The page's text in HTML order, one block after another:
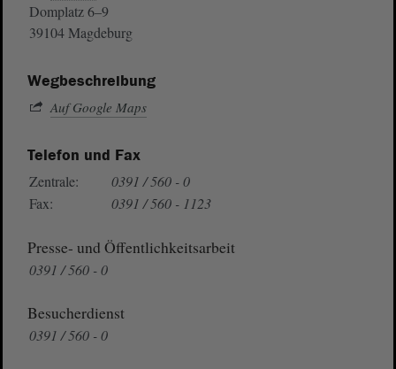
Domplatz 6–9
39104 Magdeburg
Wegbeschreibung
Auf Google Maps
Telefon und Fax
Zentrale:
0391 / 560 - 0
Fax:
0391 / 560 - 1123
Presse- und Öffentlichkeitsarbeit
0391 / 560 - 0
Besucherdienst
0391 / 560 - 0